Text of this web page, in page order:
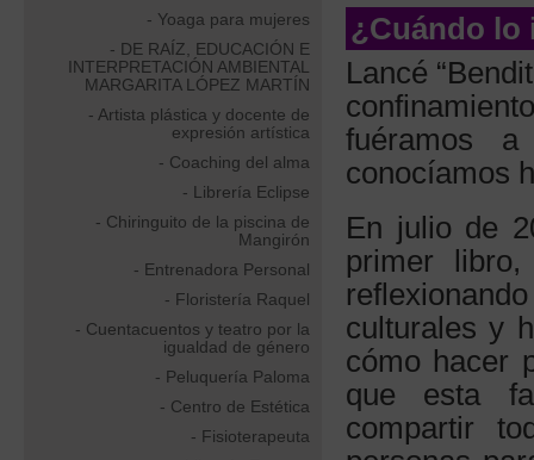
- Yoaga para mujeres
- DE RAÍZ, EDUCACIÓN E
INTERPRETACIÓN AMBIENTAL
MARGARITA LÓPEZ MARTÍN
- Artista plástica y docente de
expresión artística
- Coaching del alma
- Librería Eclipse
- Chiringuito de la piscina de
Mangirón
- Entrenadora Personal
- Floristería Raquel
- Cuentacuentos y teatro por la
igualdad de género
- Peluquería Paloma
- Centro de Estética
- Fisioterapeuta
¿Cuándo lo
Lancé
fuéramos
conocíamos
En julio de
primer libro,
culturales y
cómo hacer
que esta
compartir